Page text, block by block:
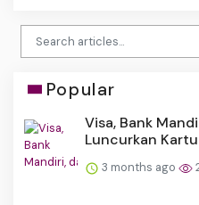
Popular
Visa, Bank
Luncurkan Kartu
3 months ago